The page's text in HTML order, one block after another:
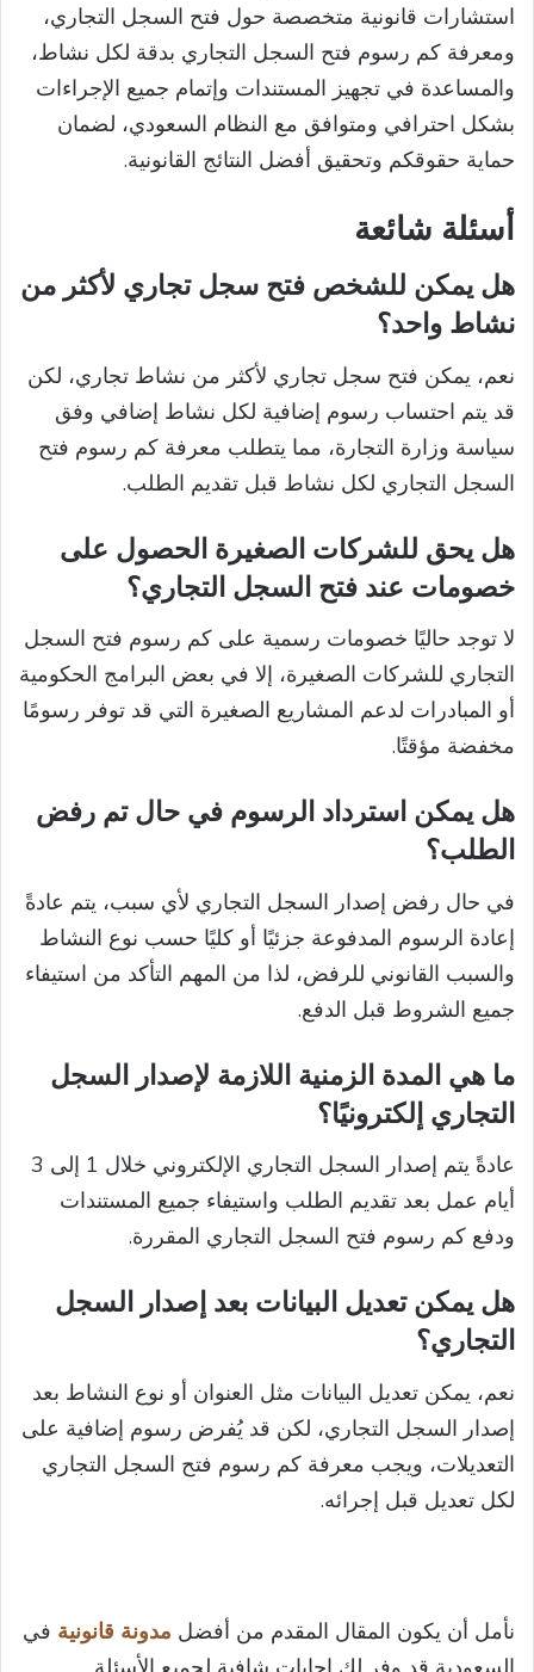
استشارات قانونية متخصصة حول فتح السجل التجاري،
ومعرفة كم رسوم فتح السجل التجاري بدقة لكل نشاط،
والمساعدة في تجهيز المستندات وإتمام جميع الإجراءات
بشكل احترافي ومتوافق مع النظام السعودي، لضمان
حماية حقوقكم وتحقيق أفضل النتائج القانونية.
أسئلة شائعة
هل يمكن للشخص فتح سجل تجاري لأكثر من
نشاط واحد؟
نعم، يمكن فتح سجل تجاري لأكثر من نشاط تجاري، لكن
قد يتم احتساب رسوم إضافية لكل نشاط إضافي وفق
سياسة وزارة التجارة، مما يتطلب معرفة كم رسوم فتح
السجل التجاري لكل نشاط قبل تقديم الطلب.
هل يحق للشركات الصغيرة الحصول على
خصومات عند فتح السجل التجاري؟
لا توجد حاليًا خصومات رسمية على كم رسوم فتح السجل
التجاري للشركات الصغيرة، إلا في بعض البرامج الحكومية
أو المبادرات لدعم المشاريع الصغيرة التي قد توفر رسومًا
مخفضة مؤقتًا.
هل يمكن استرداد الرسوم في حال تم رفض
الطلب؟
في حال رفض إصدار السجل التجاري لأي سبب، يتم عادةً
إعادة الرسوم المدفوعة جزئيًا أو كليًا حسب نوع النشاط
والسبب القانوني للرفض، لذا من المهم التأكد من استيفاء
جميع الشروط قبل الدفع.
ما هي المدة الزمنية اللازمة لإصدار السجل
التجاري إلكترونيًا؟
عادةً يتم إصدار السجل التجاري الإلكتروني خلال 1 إلى 3
أيام عمل بعد تقديم الطلب واستيفاء جميع المستندات
ودفع كم رسوم فتح السجل التجاري المقررة.
هل يمكن تعديل البيانات بعد إصدار السجل
التجاري؟
نعم، يمكن تعديل البيانات مثل العنوان أو نوع النشاط بعد
إصدار السجل التجاري، لكن قد يُفرض رسوم إضافية على
التعديلات، ويجب معرفة كم رسوم فتح السجل التجاري
لكل تعديل قبل إجرائه.
نأمل أن يكون المقال المقدم من أفضل مدونة قانونية في